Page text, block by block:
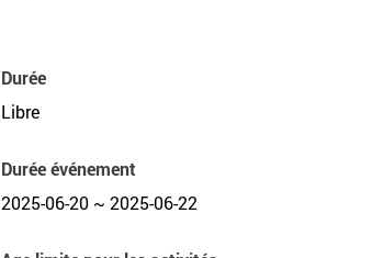
Durée
Libre
Durée événement
2025-06-20 ~ 2025-06-22